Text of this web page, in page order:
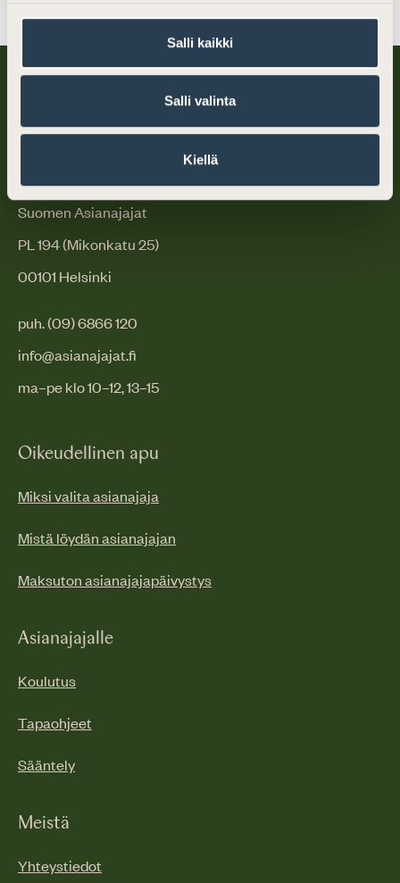
Salli kaikki
Salli valinta
Kiellä
Suomen Asianajajat
PL 194 (Mikonkatu 25)
00101 Helsinki
puh. (09) 6866 120
info@asianajajat.fi
ma–pe klo 10–12, 13–15
Oikeudellinen apu
Miksi valita asianajaja
Mistä löydän asianajajan
Maksuton asianajajapäivystys
Asianajajalle
Koulutus
Tapaohjeet
Sääntely
Meistä
Yhteystiedot